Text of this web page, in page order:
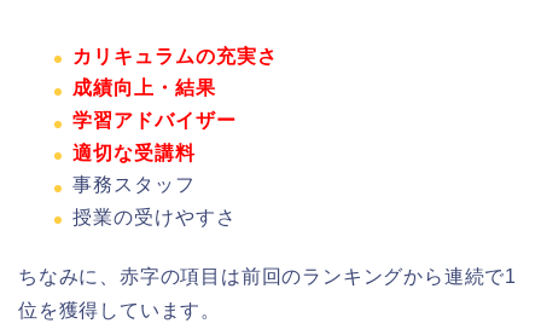
カリキュラムの充実さ
成績向上・結果
学習アドバイザー
適切な受講料
事務スタッフ
授業の受けやすさ
ちなみに、赤字の項目は前回のランキングから連続で1
位を獲得しています。